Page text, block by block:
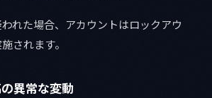
れた場合、アカウントはロックアウ
されます。
異常な変動